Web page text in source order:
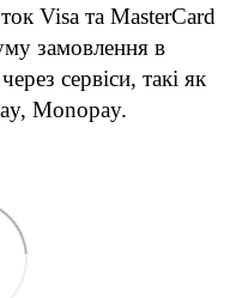
Visa та MasterCard
замовлення в
сервіси, такі як
Monopay.